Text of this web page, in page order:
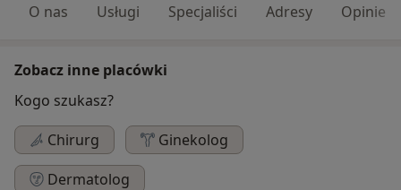
O nas Usługi Specjaliści Adresy Opinie
Zobacz inne placówki
Kogo szukasz?
Chirurg
Ginekolog
Dermatolog